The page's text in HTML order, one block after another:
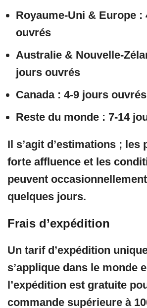
Royaume-Uni & Europe :
ouvrés
Australie & Nouvelle-
jours ouvrés
Canada : 4-9 jours ouvrés
Reste du monde : 7-14
Il s’agit d’estimations ; les
forte affluence et les
peuvent
quelques jours.
Frais d’expédition
Un tarif d’expédition
s’applique dans le monde
l’expédition est gratuite
commande supérieure à